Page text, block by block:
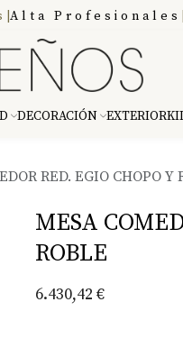
Alta Profesionales
DECORACIÓN EXTERIOR
RED. EGIO CHOPO Y
MESA
ROBLE
6.430,42 €